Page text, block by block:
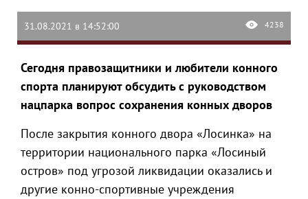
31.08.2021 в 14:52:00 4238
Сегодня правозащитники и любители конного
спорта планируют обсудить с руководством
нацпарка вопрос сохранения конных дворов
После закрытия конного двора «Лосинка» на
территории национального парка «Лосиный
остров» под угрозой ликвидации оказались и
другие конно-спортивные учреждения